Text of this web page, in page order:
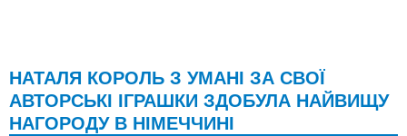
НАТАЛЯ КОРОЛЬ З УМАНІ ЗА СВОЇ
АВТОРСЬКІ ІГРАШКИ ЗДОБУЛА НАЙВИЩУ
НАГОРОДУ В НІМЕЧЧИНІ